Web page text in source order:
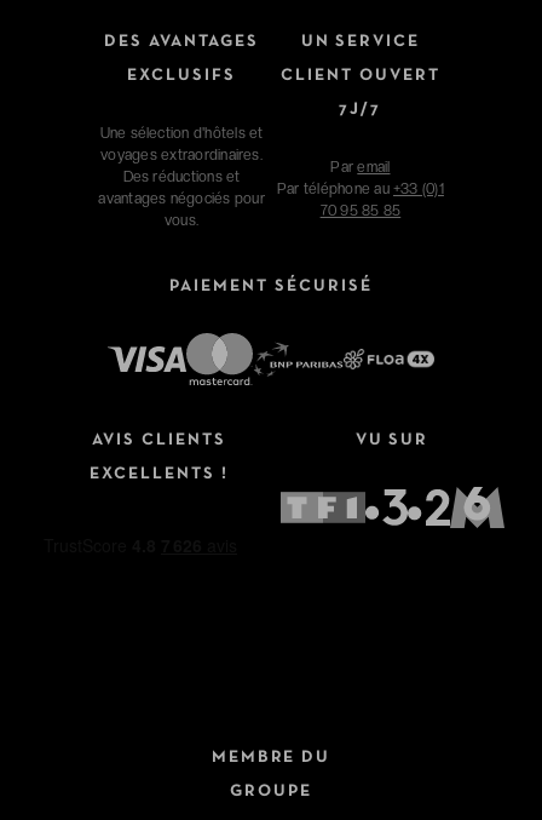
DES AVANTAGES
EXCLUSIFS
Une sélection d'hôtels et
voyages extraordinaires.
Des réductions et
avantages négociés pour
vous.
UN SERVICE
CLIENT OUVERT
7J/7
Paremail
Par téléphone au +33 (0)1
70 95 85 85
PAIEMENT SÉCURISÉ
AVIS CLIENTS
EXCELLENTS !
VU SUR
MEMBRE DU
GROUPE